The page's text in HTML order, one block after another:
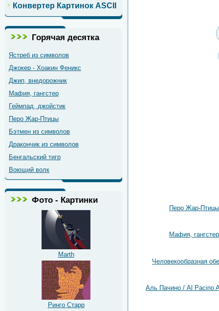
Конвертер Картинок ASCII
Горячая десятка
Ястреб из символов
Джокер - Хоакин Феникс
Джип, внедорожник
Мафия, гангстер
Геймпад, джойстик
Перо Жар-Птицы
Бэтмен из символов
Дракончик из символов
Бенгальский тигр
Воющий волк
Фото - Картинки
Marth
Ринго Старр
Перо Жар-Птицы
Мафия, гангстер
Человекообразная
Аль Пачино / Al Pacino